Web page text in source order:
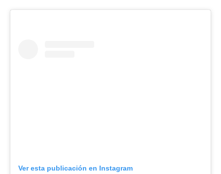
Ver esta publicación en Instagram